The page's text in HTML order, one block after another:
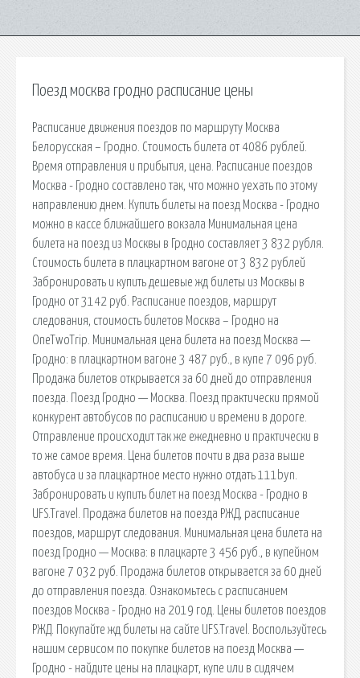
Поезд москва гродно расписание цены
Расписание движения поездов по маршруту Москва
Белорусская – Гродно. Стоимость билета от 4086 рублей.
Время отправления и прибытия, цена. Расписание поездов
Москва - Гродно составлено так, что можно уехать по этому
направлению днем. Купить билеты на поезд Москва - Гродно
можно в кассе ближайшего вокзала Минимальная цена
билета на поезд из Москвы в Гродно составляет 3 832 рубля.
Стоимость билета в плацкартном вагоне от 3 832 рублей
Забронировать и купить дешевые жд билеты из Москвы в
Гродно от 3142 руб. Расписание поездов, маршрут
следования, стоимость билетов Москва – Гродно на
OneTwoTrip. Минимальная цена билета на поезд Москва —
Гродно: в плацкартном вагоне 3 487 руб., в купе 7 096 руб.
Продажа билетов открывается за 60 дней до отправления
поезда. Поезд Гродно — Москва. Поезд практически прямой
конкурент автобусов по расписанию и времени в дороге.
Отправление происходит так же ежедневно и практически в
то же самое время. Цена билетов почти в два раза выше
автобуса и за плацкартное место нужно отдать 111byn.
Забронировать и купить билет на поезд Москва - Гродно в
UFS.Travel. Продажа билетов на поезда РЖД, расписание
поездов, маршрут следования. Минимальная цена билета на
поезд Гродно — Москва: в плацкарте 3 456 руб., в купейном
вагоне 7 032 руб. Продажа билетов открывается за 60 дней
до отправления поезда. Ознакомьтесь с расписанием
поездов Москва - Гродно на 2019 год. Цены билетов поездов
РЖД. Покупайте жд билеты на сайте UFS.Travel. Воспользуйтесь
нашим сервисом по покупке билетов на поезд Москва —
Гродно - найдите цены на плацкарт, купе или в сидячем